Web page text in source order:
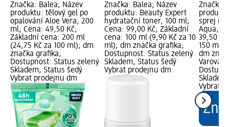
Značka: Balea; Název
produktu: tělový gel po
opalování Aloe Vera, 200
ml; Cena: 49,50 Kč;
Základní cena: 200 ml
(24,75 Kč za 100 ml); dm
značka grafika;
Dostupnost: Status zelený
Skladem, Status šedý
Vybrat prodejnu dm
Značka: Balea; Název
produktu: Beauty Expert
hydratační toner, 100 ml;
Cena: 99,00 Kč; Základní
cena: 100 ml (9,90 Kč za 10
ml); dm značka grafika;
Dostupnost: Status zelený
Skladem, Status šedý
Vybrat prodejnu dm
Značka:
sprej na
Aqua,
39,50
150 ml
dm
Vybrat